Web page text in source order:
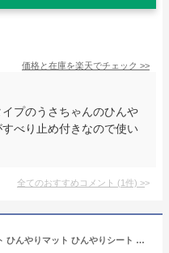
価格と在庫を楽天でチェック >>
プのうさちゃんのひんや
べり止め付きなので使い
全てのおすすめコメント (1件) >
TOPSOSO ペット用 クールマット ひんやりマット ひんやりシート 犬猫用 多用途 ひんやり クールベッド 冷えマット エコクーラー 熱中症 ペットの暑さ対策